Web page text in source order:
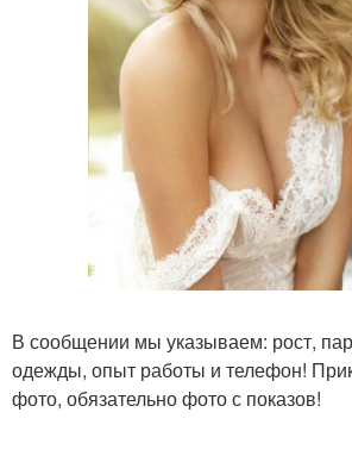
В сообщении мы указываем: рост,
одежды, опыт работы и телефон!
фото, обязательно фото с показов!